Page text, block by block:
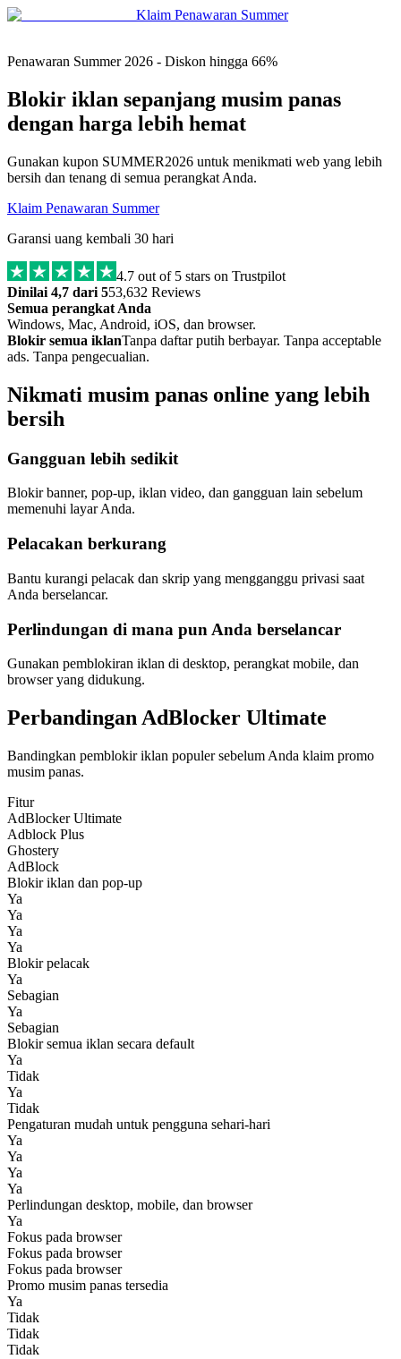
Klaim Penawaran Summer
Penawaran Summer 2026 - Diskon hingga 66%
Blokir iklan sepanjang musim panas
dengan harga lebih hemat
Gunakan kupon SUMMER2026 untuk menikmati web yang lebih
bersih dan tenang di semua perangkat Anda.
Klaim Penawaran Summer
Garansi uang kembali 30 hari
4.7 out of 5 stars on Trustpilot
Dinilai 4,7 dari 553,632 Reviews
Semua perangkat Anda
Windows, Mac, Android, iOS, dan browser.
Blokir semua iklanTanpa daftar putih berbayar. Tanpa acceptable
ads. Tanpa pengecualian.
Nikmati musim panas online yang lebih
bersih
Gangguan lebih sedikit
Blokir banner, pop-up, iklan video, dan gangguan lain sebelum
memenuhi layar Anda.
Pelacakan berkurang
Bantu kurangi pelacak dan skrip yang mengganggu privasi saat
Anda berselancar.
Perlindungan di mana pun Anda berselancar
Gunakan pemblokiran iklan di desktop, perangkat mobile, dan
browser yang didukung.
Perbandingan AdBlocker Ultimate
Bandingkan pemblokir iklan populer sebelum Anda klaim promo
musim panas.
Fitur
AdBlocker Ultimate
Adblock Plus
Ghostery
AdBlock
Blokir iklan dan pop-up
Ya
Ya
Ya
Ya
Blokir pelacak
Ya
Sebagian
Ya
Sebagian
Blokir semua iklan secara default
Ya
Tidak
Ya
Tidak
Pengaturan mudah untuk pengguna sehari-hari
Ya
Ya
Ya
Ya
Perlindungan desktop, mobile, dan browser
Ya
Fokus pada browser
Fokus pada browser
Fokus pada browser
Promo musim panas tersedia
Ya
Tidak
Tidak
Tidak